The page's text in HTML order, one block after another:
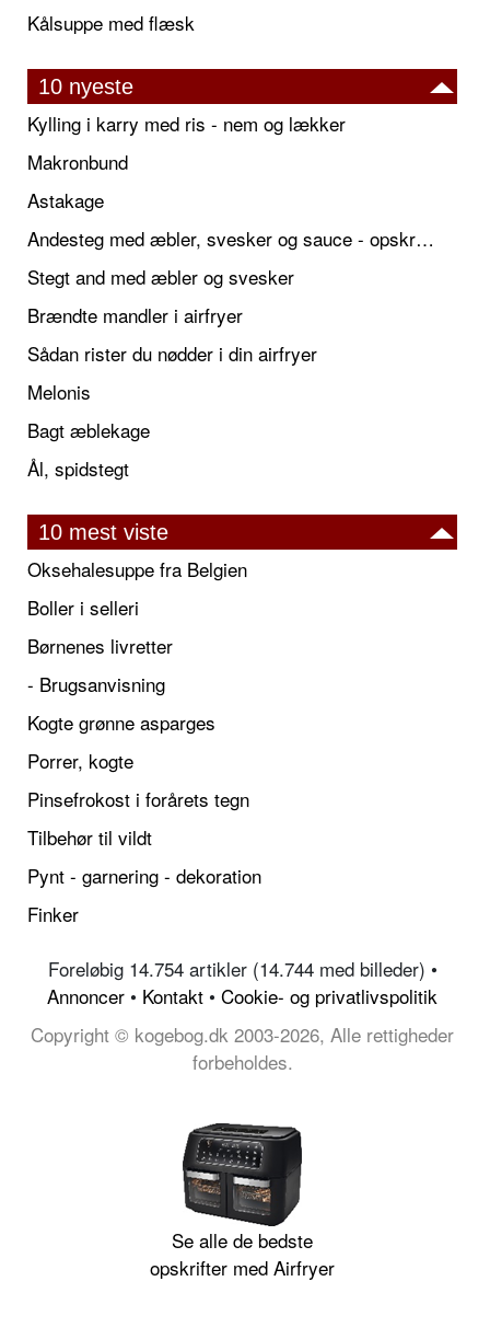
Kålsuppe med flæsk
10 nyeste
Kylling i karry med ris - nem og lækker
Makronbund
Astakage
Andesteg med æbler, svesker og sauce - opskrift også til jul
Stegt and med æbler og svesker
Brændte mandler i airfryer
Sådan rister du nødder i din airfryer
Melonis
Bagt æblekage
Ål, spidstegt
10 mest viste
Oksehalesuppe fra Belgien
Boller i selleri
Børnenes livretter
- Brugsanvisning
Kogte grønne asparges
Porrer, kogte
Pinsefrokost i forårets tegn
Tilbehør til vildt
Pynt - garnering - dekoration
Finker
Foreløbig 14.754 artikler (14.744 med billeder) •
Annoncer • Kontakt • Cookie- og privatlivspolitik
Copyright © kogebog.dk 2003-2026, Alle rettigheder
forbeholdes.
Se alle de bedste
opskrifter med Airfryer